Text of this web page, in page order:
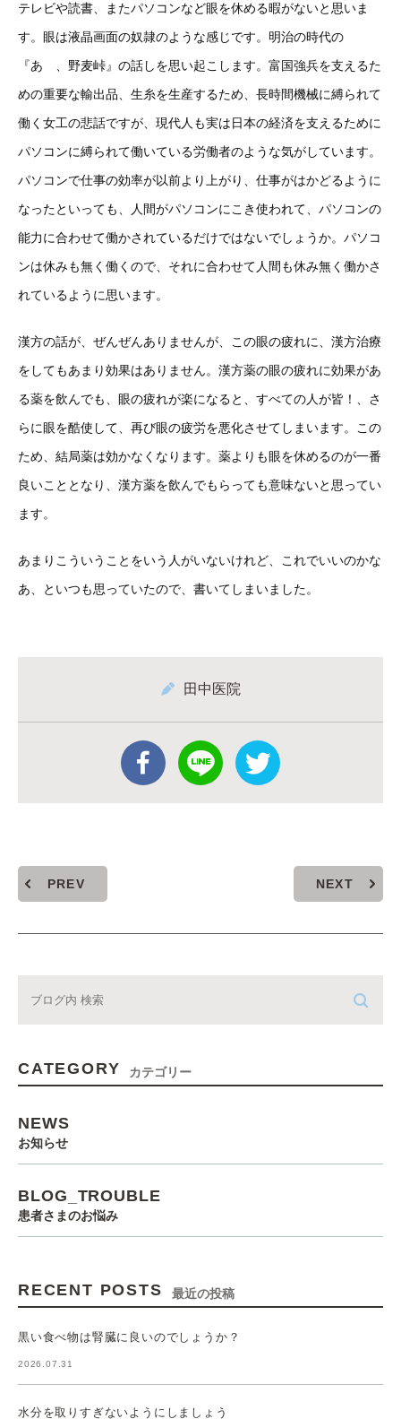
テレビや読書、またパソコンなど眼を休める暇がないと思いま
す。眼は液晶画面の奴隷のような感じです。明治の時代の
『あゝ、野麦峠』の話しを思い起こします。富国強兵を支えるた
めの重要な輸出品、生糸を生産するため、長時間機械に縛られて
働く女工の悲話ですが、現代人も実は日本の経済を支えるために
パソコンに縛られて働いている労働者のような気がしています。
パソコンで仕事の効率が以前より上がり、仕事がはかどるように
なったといっても、人間がパソコンにこき使われて、パソコンの
能力に合わせて働かされているだけではないでしょうか。パソコ
ンは休みも無く働くので、それに合わせて人間も休み無く働かさ
れているように思います。
漢方の話が、ぜんぜんありませんが、この眼の疲れに、漢方治療
をしてもあまり効果はありません。漢方薬の眼の疲れに効果があ
る薬を飲んでも、眼の疲れが楽になると、すべての人が皆！、さ
らに眼を酷使して、再び眼の疲労を悪化させてしまいます。この
ため、結局薬は効かなくなります。薬よりも眼を休めるのが一番
良いこととなり、漢方薬を飲んでもらっても意味ないと思ってい
ます。
あまりこういうことをいう人がいないけれど、これでいいのかな
あ、といつも思っていたので、書いてしまいました。
田中医院
PREV NEXT
CATEGORY カテゴリー
NEWS
お知らせ
BLOG_TROUBLE
患者さまのお悩み
RECENT POSTS 最近の投稿
黒い食べ物は腎臓に良いのでしょうか？
2026.07.31
水分を取りすぎないようにしましょう